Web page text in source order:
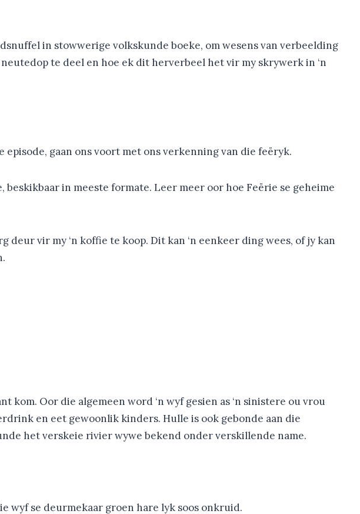
in stowwerige volkskunde boeke, om wesens van verbeelding
te deel en hoe ek dit herverbeel het vir my skrywerk in ‘n
episode, gaan ons voort met ons verkenning van die feëryk.
in meeste formate. Leer meer oor hoe Feërie se geheime
deur vir my ‘n koffie te koop. Dit kan ‘n eenkeer ding wees, of jy kan
Oor die algemeen word ‘n wyf gesien as ‘n sinistere ou vrou
en eet gewoonlik kinders. Hulle is ook gebonde aan die
het verskeie rivier wywe bekend onder verskillende name.
wyf se deurmekaar groen hare lyk soos onkruid.